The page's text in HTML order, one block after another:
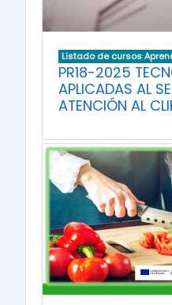
Listado de cursos
PR18-2025
APLICADAS AL
ATENCIÓN AL